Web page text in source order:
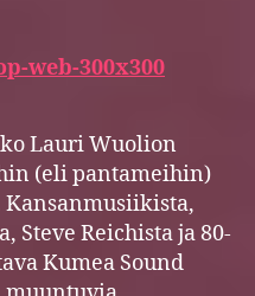
Lauri Wuolion
(eli pantameihin)
Steve Reichista ja 80-
Kumea Sound